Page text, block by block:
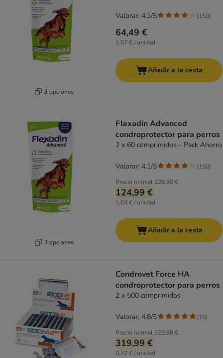
3 opciones
64,49 €
1,07 € / unidad
Valorar: 4.1/5 (150)
Añadir a la cesta
3 opciones
Flexadin Advanced
condroprotector para perros
2 x 60 comprimidos - Pack Ahorro
Precio normal 128,98 €
124,99 €
1,04 € / unidad
Valorar: 4.1/5 (150)
Añadir a la cesta
Condrovet Force HA
condroprotector para perros
2 x 500 comprimidos
Precio normal 323,98 €
319,99 €
0,32 € / unidad
Valorar: 4.8/5 (15)